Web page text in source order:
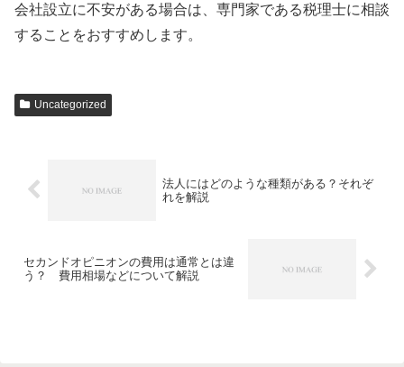
会社設立に不安がある場合は、専門家である税理士に相談
することをおすすめします。
Uncategorized
法人にはどのような種類がある？それぞ
れを解説
セカンドオピニオンの費用は通常とは違
う？ 費用相場などについて解説